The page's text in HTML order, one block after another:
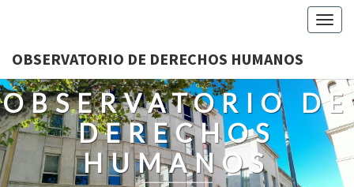
OBSERVATORIO DE DERECHOS HUMANOS
OBSERVATORIO DE
DERECHOS
HUMANOS